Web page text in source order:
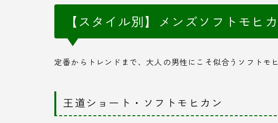
【スタイル別】メンズソフトモヒ
定番からトレンドまで、大人の男性にこそ似合うソフトモ
王道ショート・ソフトモヒカン